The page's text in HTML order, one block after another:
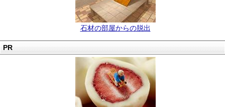
石材の部屋からの脱出
PR